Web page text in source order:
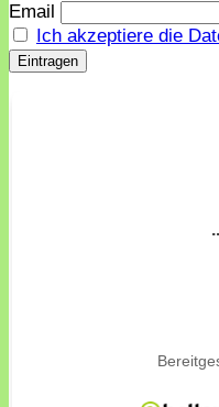
Email
Ich akzeptiere die